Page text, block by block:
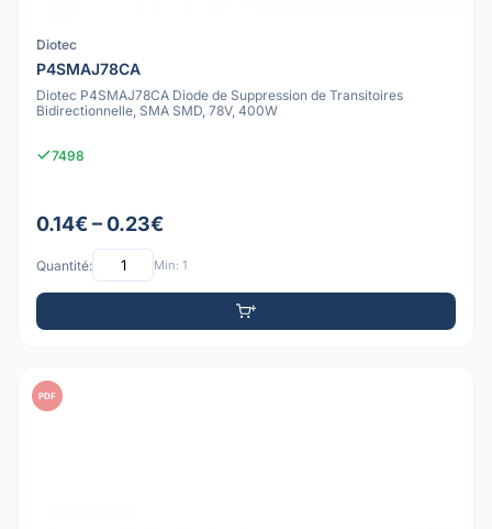
Diotec
P4SMAJ78CA
Diotec P4SMAJ78CA Diode de Suppression de Transitoires
Bidirectionnelle, SMA SMD, 78V, 400W
7498
0.14€ – 0.23€
Quantité: Min: 1
PDF